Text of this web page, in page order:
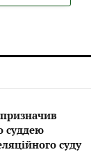
суддею
суду